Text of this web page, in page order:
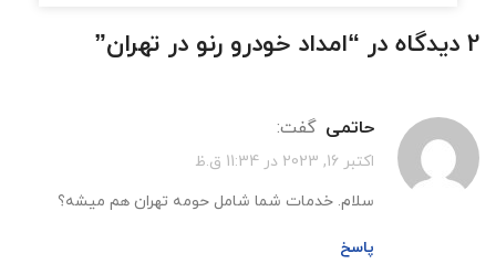
2 دیدگاه در “ امداد خودرو رنو در تهران”
حاتمی گفت:
اکتبر 16, 2023 در 11:34 ق.ظ
سلام. خدمات شما شامل حومه تهران هم میشه؟
پاسخ